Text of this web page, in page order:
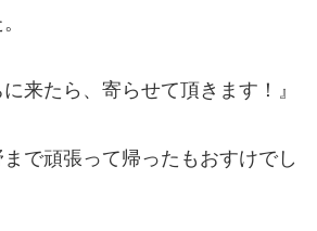
来たら、寄らせて頂きます！』
で頑張って帰ったもおすけでし